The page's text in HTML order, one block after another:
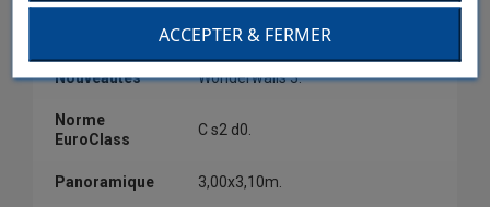
Wonderwalls 3.
Nouveautés Wonderwalls 3.
Norme
EuroClass
C s2 d0.
Panoramique 3,00x3,10m.
ACCEPTER & FERMER